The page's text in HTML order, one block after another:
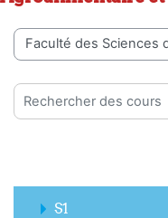
Catégories de cours
Rechercher des cours
S1